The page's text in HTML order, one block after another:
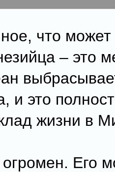
что может
– это
и это
жизни в
Его